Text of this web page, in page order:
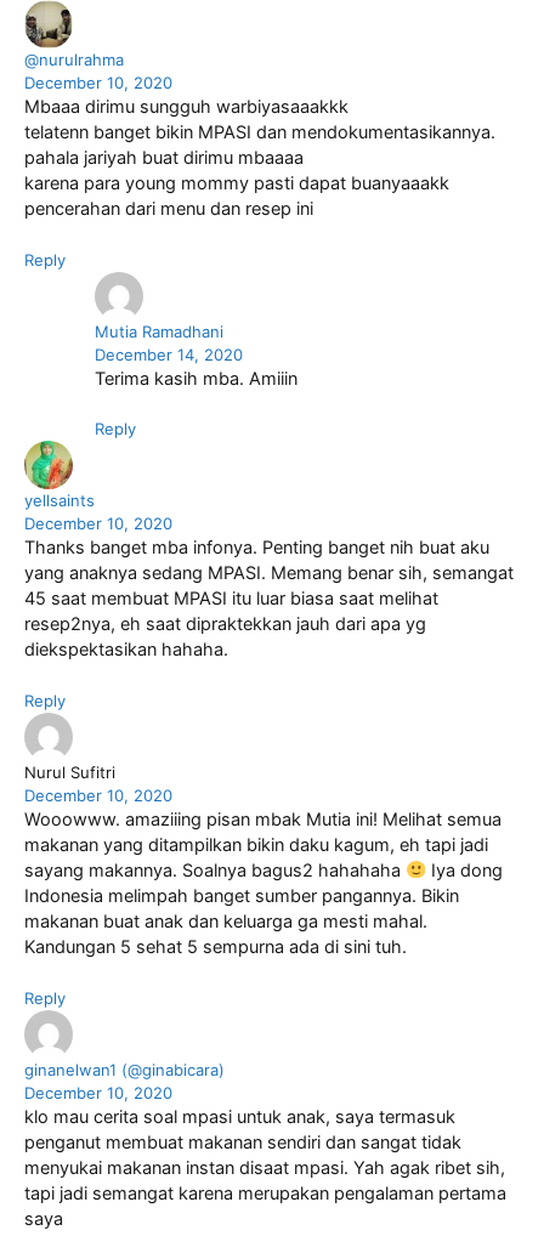
@nurulrahma
December 10, 2020
Mbaaa dirimu sungguh warbiyasaaakkk
telatenn banget bikin MPASI dan mendokumentasikannya.
pahala jariyah buat dirimu mbaaaa
karena para young mommy pasti dapat buanyaaakk
pencerahan dari menu dan resep ini
Reply
Mutia Ramadhani
December 14, 2020
Terima kasih mba. Amiiin
Reply
yellsaints
December 10, 2020
Thanks banget mba infonya. Penting banget nih buat aku
yang anaknya sedang MPASI. Memang benar sih, semangat
45 saat membuat MPASI itu luar biasa saat melihat
resep2nya, eh saat dipraktekkan jauh dari apa yg
diekspektasikan hahaha.
Reply
Nurul Sufitri
December 10, 2020
Wooowww. amaziiing pisan mbak Mutia ini! Melihat semua
makanan yang ditampilkan bikin daku kagum, eh tapi jadi
sayang makannya. Soalnya bagus2 hahahaha
Iya dong
Indonesia melimpah banget sumber pangannya. Bikin
makanan buat anak dan keluarga ga mesti mahal.
Kandungan 5 sehat 5 sempurna ada di sini tuh.
Reply
ginanelwan1 (@ginabicara)
December 10, 2020
klo mau cerita soal mpasi untuk anak, saya termasuk
penganut membuat makanan sendiri dan sangat tidak
menyukai makanan instan disaat mpasi. Yah agak ribet sih,
tapi jadi semangat karena merupakan pengalaman pertama
saya